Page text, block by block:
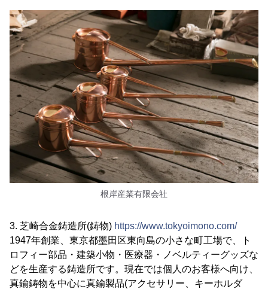
根岸産業有限会社
3. 芝崎合金鋳造所(鋳物) https://www.tokyoimono.com/
1947年創業、東京都墨田区東向島の小さな町工場で、ト
ロフィー部品・建築小物・医療器・ノベルティーグッズな
どを生産する鋳造所です。現在では個人のお客様へ向け、
真鍮鋳物を中心に真鍮製品(アクセサリー、キーホルダ